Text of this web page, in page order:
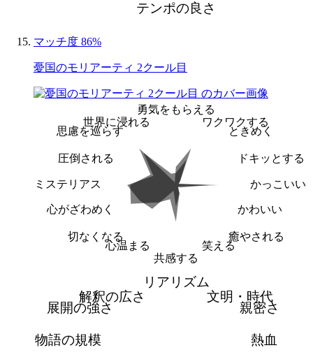
テンポの良さ
マッチ度 86%
憂国のモリアーティ 2クール目
勇気をもらえる
ワクワクする
ときめく
ドキッとする
かっこいい
かわいい
癒やされる
笑える
共感する
心温まる
切なくなる
心がざわめく
ミステリアス
圧倒される
思慮を巡らす
世界に浸れる
リアリズム
文明・時代
親密さ
熱血
物語の規模
展開の強さ
解釈の広さ